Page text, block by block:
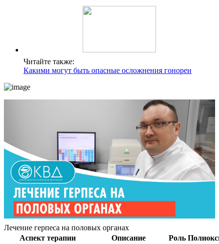
Читайте также:
Какими могут быть опасные осложнения гонореи
Лечение герпеса на половых органах
Аспект терапии
Описание Роль